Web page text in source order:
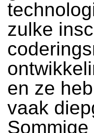
zulke
en ze
vaak